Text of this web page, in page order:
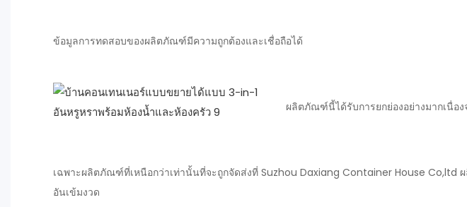
ข้อมูลการทดสอบของผลิตภัณฑ์มีความถูกต้องและเชื่อถือได้
ผลิตภัณฑ์นี้ได้รับการยกย่องอย่างมากเนื่อ
เฉพาะผลิตภัณฑ์ที่เหนือกว่าเท่านั้นที่จะถูกจัดส่งที่ Suzhou Daxiang Container House
อันเข้มงวด